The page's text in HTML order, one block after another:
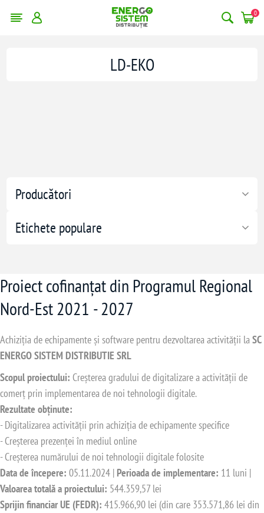
0
Producători
Etichete populare
LD-EKO
Proiect cofinanțat din Programul Regional
Nord-Est 2021 - 2027
Achiziția de echipamente și software pentru dezvoltarea activității laSC
ENERGO SISTEM DISTRIBUTIE SRL
Scopul proiectului: Creșterea gradului de digitalizare a activității de
comerț prin implementarea de noi tehnologii digitale.
Rezultate obținute:
- Digitalizarea activității prin achiziția de echipamente specifice
- Creșterea prezenței în mediul online
- Creșterea numărului de noi tehnologii digitale folosite
Data de începere: 05.11.2024 | Perioada de implementare: 11 luni |
Valoarea totală a proiectului: 544.359,57 lei
Sprijin financiar UE (FEDR): 415.966,90 lei (din care 353.571,86 lei din